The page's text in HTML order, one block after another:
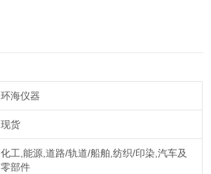
环海仪器
现货
化工,能源,道路/轨道/船舶,纺织/印染,汽车及
零部件